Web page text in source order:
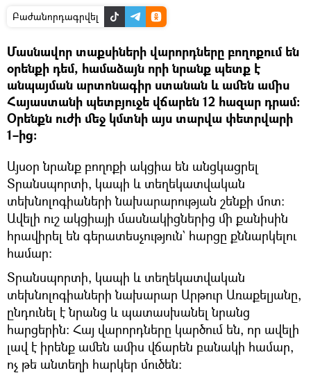
Բաժանորդագրվել
Մասնավոր տաքսիների վարորդները բողոքում են
օրենքի դեմ, համաձայն որի նրանք պետք է
անպայման արտոնագիր ստանան և ամեն ամիս
Հայաստանի պետբյուջե վճարեն 12 հազար դրամ։
Օրենքն ուժի մեջ կմտնի այս տարվա փետրվարի
1–ից։
Այսօր նրանք բողոքի ակցիա են անցկացրել
Տրանսպորտի, կապի և տեղեկատվական
տեխնոլոգիաների նախարարության շենքի մոտ։
Ավելի ուշ ակցիայի մասնակիցներից մի քանիսին
հրավիրել են գերատեսչություն` հարցը քննարկելու
համար։
Տրանսպորտի, կապի և տեղեկատվական
տեխնոլոգիաների նախարար Արթուր Առաքելյանը,
ընդունել է նրանց և պատասխանել նրանց
հարցերին։ Հայ վարորդները կարծում են, որ ավելի
լավ է իրենք ամեն ամիս վճարեն բանակի համար,
ոչ թե անտեղի հարկեր մուծեն։